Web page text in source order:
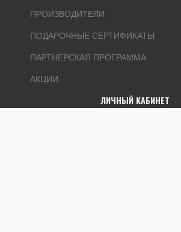
ПРОИЗВОДИТЕЛИ
ПОДАРОЧНЫЕ СЕРТИФИКАТЫ
ПАРТНЕРСКАЯ ПРОГРАММА
АКЦИИ
ЛИЧНЫЙ КАБИНЕТ